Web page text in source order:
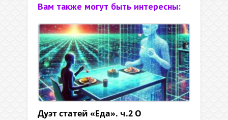
Вам также могут быть интересны:
Дуэт статей «Еда». ч.2 О